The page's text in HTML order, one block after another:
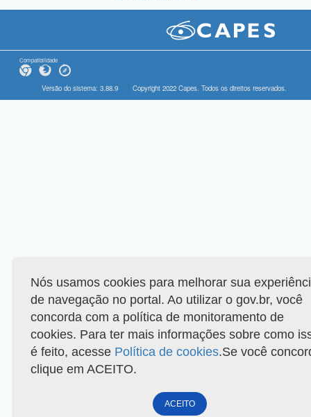
Compatibilidade
Versão do sistema: 3.88.9 Copyright 2022 Capes. Todos os direitos reservados.
Nós usamos cookies para melhorar sua
de navegação no portal. Ao utilizar o gov.br, você
concorda com a política de monitoramento de
cookies. Para ter mais informações sobre como
é feito, acesse Política de cookies.Se você
clique em ACEITO.
ACEITO